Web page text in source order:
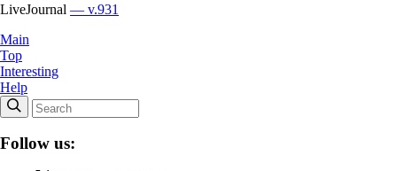
LiveJournal — v.931
Main
Top
Interesting
Help
Follow us: